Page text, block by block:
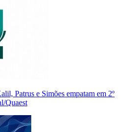
Patrus e Simões empatam em 2º
Quaest